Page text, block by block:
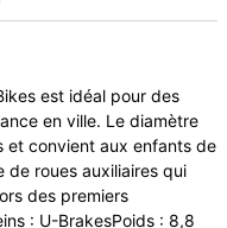
est idéal pour des
en ville. Le diamètre
et convient aux enfants de
de roues auxiliaires qui
des premiers
: U-BrakesPoids : 8,8